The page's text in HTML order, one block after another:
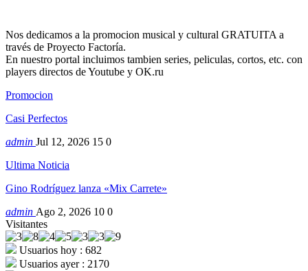
Nos dedicamos a la promocion musical y cultural GRATUITA a
través de Proyecto Factoría.
En nuestro portal incluimos tambien series, peliculas, cortos, etc. con
players directos de Youtube y OK.ru
Promocion
Casi Perfectos
admin Jul 12, 2026 15 0
Ultima Noticia
Gino Rodríguez lanza «Mix Carrete»
admin Ago 2, 2026 10 0
Visitantes
Usuarios hoy : 682
Usuarios ayer : 2170